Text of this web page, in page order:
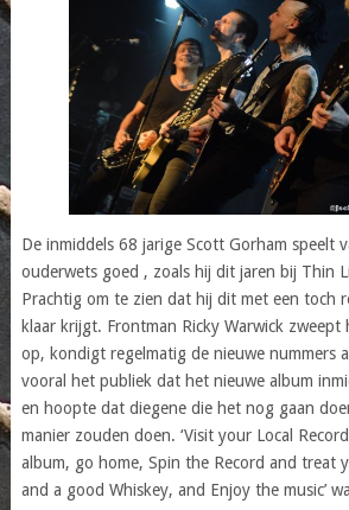
De inmiddels 68 jarige Scott Gorham speelt
ouderwets goed , zoals hij dit jaren bij Thin
Prachtig om te zien dat hij dit met een toch
klaar krijgt. Frontman Ricky Warwick
op, kondigt regelmatig de nieuwe nummers
vooral het publiek dat het nieuwe album
en hoopte dat diegene die het nog gaan
manier zouden doen. ‘Visit your Local
album, go home, Spin the Record and treat
and a good Whiskey, and Enjoy the music’